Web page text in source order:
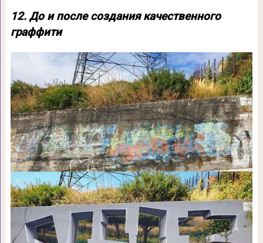
12. До и после создания качественного
граффити